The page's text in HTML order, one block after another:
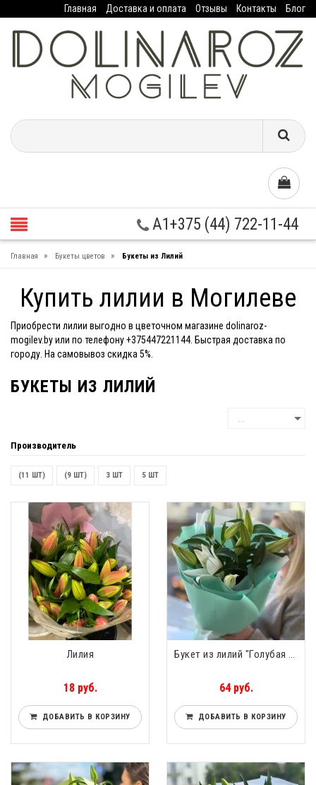
Главная Доставка и оплата Отзывы Контакты Блог
A1+375 (44) 722-11-44
Главная » Букеты цветов » Букеты из Лилий
Купить лилии в Могилеве
Приобрести лилии выгодно в цветочном магазине dolinaroz-
mogilev.by или по телефону +375447221144. Быстрая доставка по
городу. На самовывоз скидка 5%.
БУКЕТЫ ИЗ ЛИЛИЙ
Производитель
(11 ШТ) (9 ШТ) 3 ШТ 5 ШТ
Лилия
18 руб.
ДОБАВИТЬ В КОРЗИНУ
Букет из лилий "Голубая бездна" 3 шт
64 руб.
ДОБАВИТЬ В КОРЗИНУ